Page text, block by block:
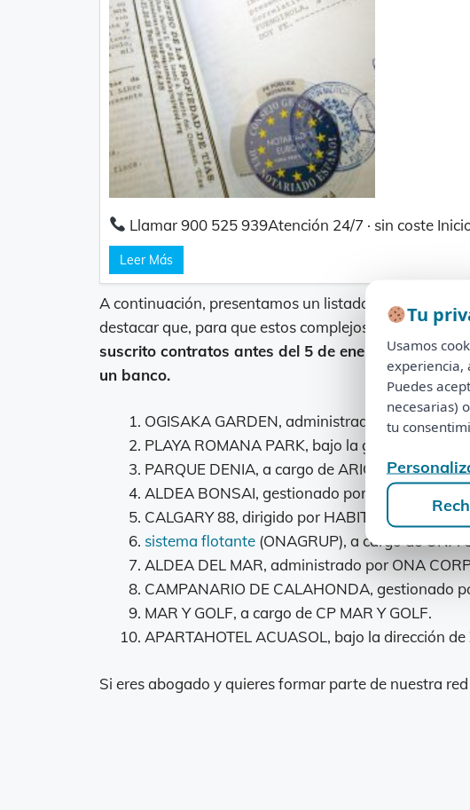
Llamar 900 525 939Atención 24/7 · sin coste
Leer Más
A continuación, presentamos un listado de 10
destacar que, para que estos complejos puedan
suscrito contratos antes del 5 de enero de 1999o,
un banco.
OGISAKA GARDEN, administrado por ONA
PLAYA ROMANA PARK, bajo la gestión de
PARQUE DENIA, a cargo de ARIGAM COSTAS
ALDEA BONSAI, gestionado por ASECREI
CALGARY 88, dirigido por HABITAT SAU.
sistema flotante (ONAGRUP), a cargo de ONA
ALDEA DEL MAR, administrado por ONA
CAMPANARIO DE CALAHONDA, gestionado
MAR Y GOLF, a cargo de CP MAR Y GOLF.
APARTAHOTEL ACUASOL, bajo la dirección de
Si eres abogado y quieres formar parte de nuestra
Tu
Usamos
experiencia,
Puedes
necesarias)
tu
Tu
Usamos
Puedes
necesarias)
tu